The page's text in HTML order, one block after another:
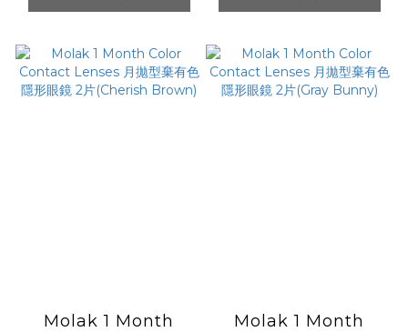
Molak 1 Month
Molak 1 Month